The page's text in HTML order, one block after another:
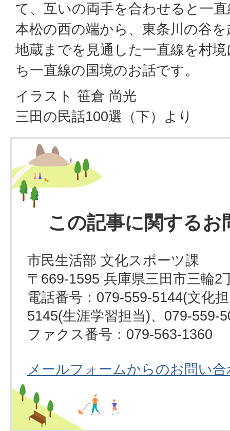
て、互いの両手を合わせると一
本松の西の端から、東条川の谷
地蔵までを見通した一直線を村
ち一直線の国境のお話です。
イラスト 笹倉 尚光
三田の民話100選（下）より
この記事に関するお
市民生活部 文化スポーツ課
〒669-1595 兵庫県三田市三輪2
電話番号：079-559-5144(文化
5145(生涯学習担当)、079-559-
ファクス番号：079-563-1360
メールフォームからのお問い